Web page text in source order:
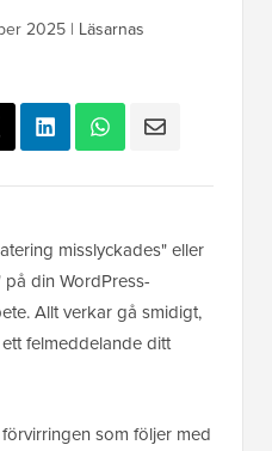
2025 | Läsarnas
misslyckades" eller
din WordPress-
Allt verkar gå smidigt,
felmeddelande ditt
som följer med